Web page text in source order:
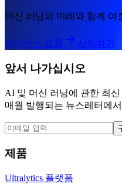
머신 러닝의 미래와 함께 여
라이선스 요청 시작하기
앞서 나가십시오
AI 및 머신 러닝에 관한 최
매월 발행되는 뉴스레터에
제품
Ultralytics 플랫폼